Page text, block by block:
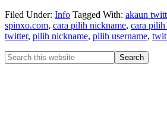
Filed Under: Info Tagged With: akaun
spinxo.com, cara pilih nickname, cara pilih
twitter, pilih nickname, pilih username,